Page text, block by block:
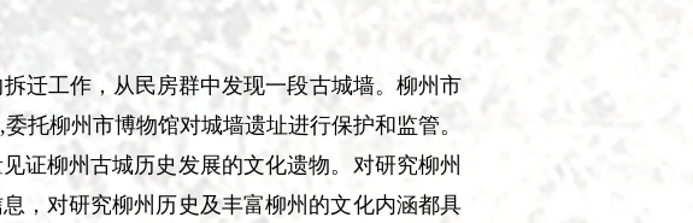
迁工作，从民房群中发现一段古城墙。柳州市
托柳州市博物馆对城墙遗址进行保护和监管。
证柳州古城历史发展的文化遗物。对研究柳州
，对研究柳州历史及丰富柳州的文化内涵都具